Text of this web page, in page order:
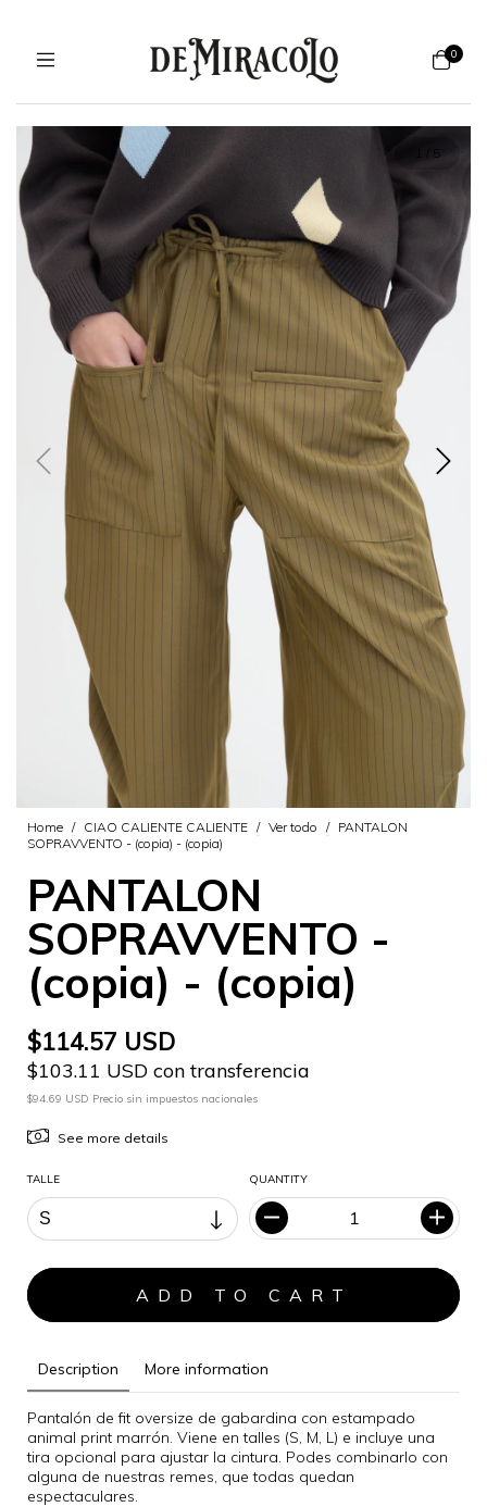
0
5
Home / CIAO CALIENTE CALIENTE / Ver todo / PANTALON
SOPRAVVENTO - (copia) - (copia)
PANTALON
SOPRAVVENTO -
(copia) - (copia)
$114.57 USD
$103.11 USD con transferencia
$94.69 USD Precio sin impuestos nacionales
See more details
TALLE QUANTITY
Description More information
Pantalón de fit oversize de gabardina con estampado
animal print marrón. Viene en talles (S, M, L) e incluye una
tira opcional para ajustar la cintura. Podes combinarlo con
alguna de nuestras remes, que todas quedan
espectaculares.